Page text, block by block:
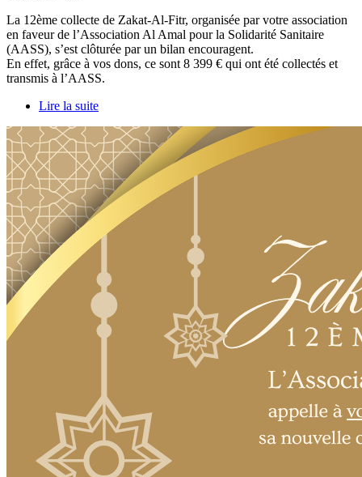
La 12ème collecte de Zakat-Al-Fitr, organisée par votre association
en faveur de l’Association Al Amal pour la Solidarité Sanitaire
(AASS), s’est clôturée par un bilan encouragent.
En effet, grâce à vos dons, ce sont 8 399 € qui ont été collectés et
transmis à l’AASS.
Lire la suite